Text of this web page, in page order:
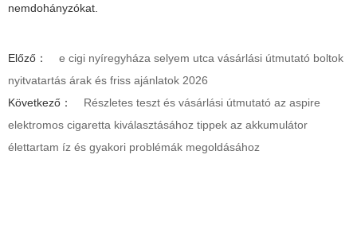
nemdohányzókat.
Előző：
e cigi nyíregyháza selyem utca vásárlási útmutató boltok
nyitvatartás árak és friss ajánlatok 2026
Következő：
Részletes teszt és vásárlási útmutató az aspire
elektromos cigaretta kiválasztásához tippek az akkumulátor
élettartam íz és gyakori problémák megoldásához